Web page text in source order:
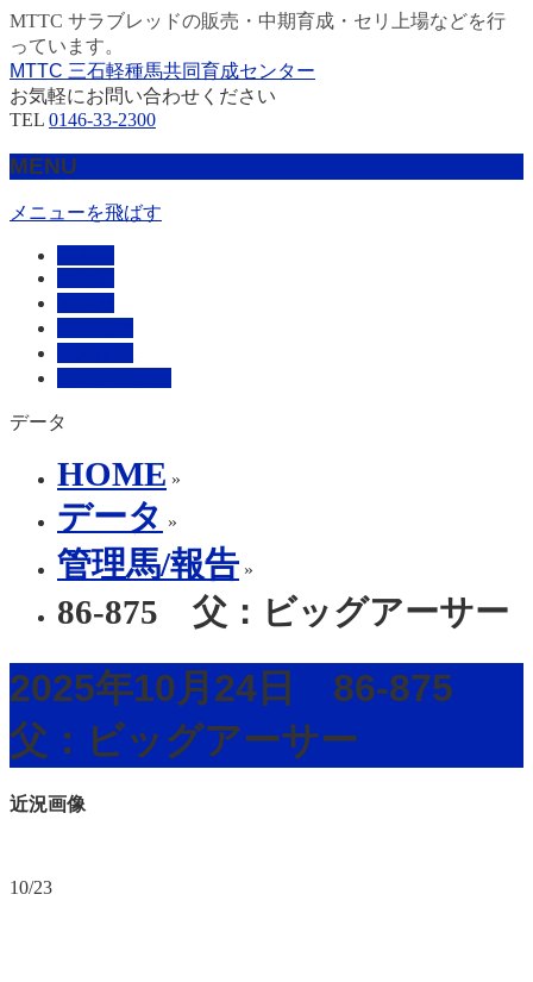
MTTC サラブレッドの販売・中期育成・セリ上場などを行
っています。
MTTC 三石軽種馬共同育成センター
お気軽にお問い合わせください
TEL 0146-33-2300
MENU
メニューを飛ばす
データ
HOME »
データ »
管理馬/報告 »
86-875 父：ビッグアーサー
2025年10月24日 86-875
父：ビッグアーサー
近況画像
10/23